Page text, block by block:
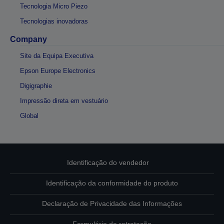
Tecnologia Micro Piezo
Tecnologias inovadoras
Company
Site da Equipa Executiva
Epson Europe Electronics
Digigraphie
Impressão direta em vestuário
Global
Identificação do vendedor
Identificação da conformidade do produto
Declaração de Privacidade das Informações